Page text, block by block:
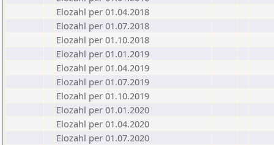
Elozahl per 01.04.2018
Elozahl per 01.07.2018
Elozahl per 01.10.2018
Elozahl per 01.01.2019
Elozahl per 01.04.2019
Elozahl per 01.07.2019
Elozahl per 01.10.2019
Elozahl per 01.01.2020
Elozahl per 01.04.2020
Elozahl per 01.07.2020